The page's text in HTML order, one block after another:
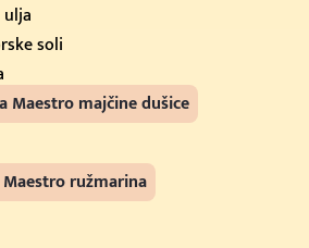
soli
Maestro majčine dušice
ružmarina